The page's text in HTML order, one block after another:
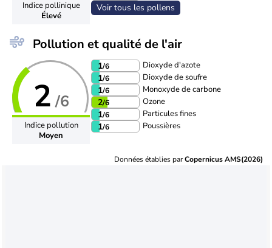
Indice pollinique
Élevé
Voir tous les pollens
Pollution et qualité de l'air
2 /6
Indice pollution
Moyen
1/6 Dioxyde d'azote
1/6 Dioxyde de soufre
1/6 Monoxyde de carbone
2/6 Ozone
1/6 Particules fines
1/6 Poussières
Données établies parCopernicus AMS(2026)